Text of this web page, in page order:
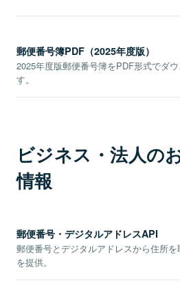
郵便番号簿PDF（2025年度版）
2025年度版郵便番号簿をPDF形式でダ
す。
ビジネス・法人の
情報
郵便番号・デジタルアドレスAPI
郵便番号とデジタルアドレスから住所
を提供。